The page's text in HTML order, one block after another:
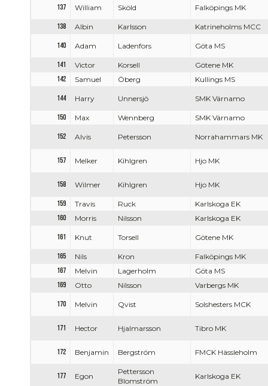
137 William Sköld Falköpings MK
138 Albin Karlsson Katrineholms MCC
140 Adam Ladenfors Göta MS
141 Victor Korsell
Götene MK
142
Samuel Öberg Kullings MS
144 Harry Unnersjö SMK Värnamo
150 Max Wennberg SMK Värnamo
152 Alvis Petersson Norrahammars MK
157 Melker Kihlgren Hjo MK
158 Wilmer Kihlgren Hjo MK
159 Travis Ruck
Karlskoga EK
160
Morris Nilsson Karlskoga EK
161 Knut Torsell Götene MK
165 Nils Kron
Falköpings MK
167
Melvin Lagerholm
Göta MS
169
Otto Nilsson Varbergs MK
170 Melvin Qvist Solshesters MCK
171 Hector Hjalmarsson Tibro MK
172 Benjamin Bergström FMCK Hässleholm
177 Egon
Pettersson
Blomström
Karlskoga EK